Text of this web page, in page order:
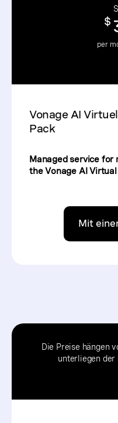
$
per
Vonage AI
Pack
Managed service
the Vonage AI
Mit
Die Preise hängen
unterliegen der